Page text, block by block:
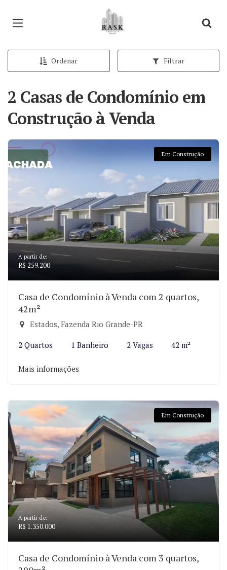
Página inicial
Ordenar Filtrar
2 Casas de Condomínio em
Construção à Venda
Em Construção
A partir de:
R$ 259.200
Casa de Condomínio à Venda com 2 quartos,
42m²
Estados, Fazenda Rio Grande-PR
2 Quartos 1 Banheiro 2 Vagas 42 m²
Mais informações
Em Construção
A partir de:
R$ 1.350.000
Casa de Condomínio à Venda com 3 quartos,